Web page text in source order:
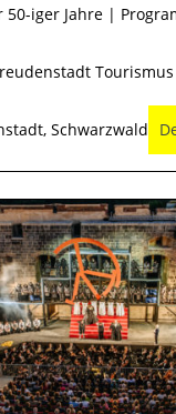
50-iger Jahre |
Tourismus
Schwarzwald